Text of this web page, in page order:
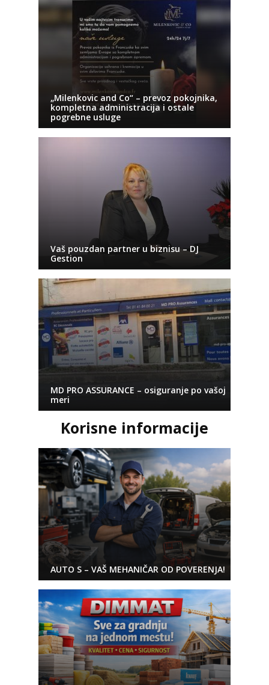
„Milenkovic and Co“ – prevoz pokojnika,
kompletna administracija i ostale
pogrebne usluge
Vaš pouzdan partner u biznisu – DJ
Gestion
MD PRO ASSURANCE – osiguranje po vašoj
meri
Korisne informacije
AUTO S – VAŠ MEHANIČAR OD POVERENJA!